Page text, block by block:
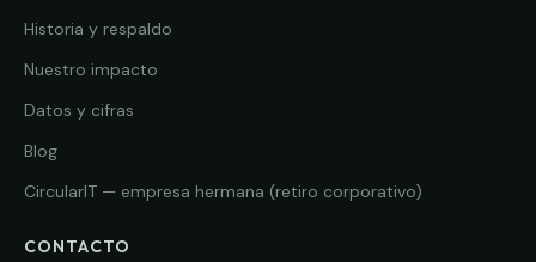
Historia y respaldo
Nuestro impacto
Datos y cifras
Blog
CircularIT — empresa hermana (retiro corporativo)
CONTACTO